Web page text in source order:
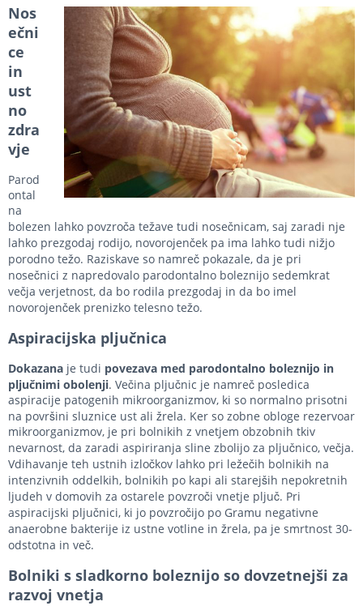
Nos
ečni
ce
in
ust
no
zdra
vje
Parod
ontal
na
bolezen lahko povzroča težave tudi nosečnicam, saj zaradi nje
lahko prezgodaj rodijo, novorojenček pa ima lahko tudi nižjo
porodno težo. Raziskave so namreč pokazale, da je pri
nosečnici z napredovalo parodontalno boleznijo sedemkrat
večja verjetnost, da bo rodila prezgodaj in da bo imel
novorojenček prenizko telesno težo.
Aspiracijska pljučnica
Dokazana je tudi povezava med parodontalno boleznijo in
pljučnimi obolenji. Večina pljučnic je namreč posledica
aspiracije patogenih mikroorganizmov, ki so normalno prisotni
na površini sluznice ust ali žrela. Ker so zobne obloge rezervoar
mikroorganizmov, je pri bolnikih z vnetjem obzobnih tkiv
nevarnost, da zaradi aspiriranja sline zbolijo za pljučnico, večja.
Vdihavanje teh ustnih izločkov lahko pri ležečih bolnikih na
intenzivnih oddelkih, bolnikih po kapi ali starejših nepokretnih
ljudeh v domovih za ostarele povzroči vnetje pljuč. Pri
aspiracijski pljučnici, ki jo povzročijo po Gramu negativne
anaerobne bakterije iz ustne votline in žrela, pa je smrtnost 30-
odstotna in več.
Bolniki s sladkorno boleznijo so dovzetnejši za
razvoj vnetja